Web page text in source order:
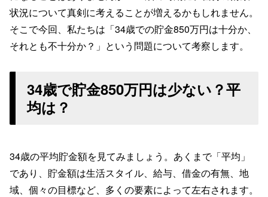
状況について真剣に考えることが増えるかもしれません。
そこで今回、私たちは「34歳での貯金850万円は十分か、
それとも不十分か？」という問題について考察します。
34歳で貯金850万円は少ない？平
均は？
34歳の平均貯金額を見てみましょう。あくまで「平均」
であり、貯金額は生活スタイル、給与、借金の有無、地
域、個々の目標など、多くの要素によって左右されます。